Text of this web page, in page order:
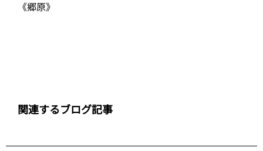
《郷原》
関連するブログ記事